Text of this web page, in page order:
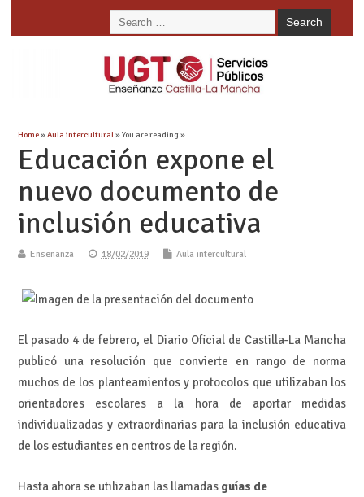
Home»Aula intercultural» You are reading »
Educación expone el
nuevo documento de
inclusión educativa
Enseñanza 18/02/2019 Aula intercultural
El pasado 4 de febrero, el Diario Oficial de Castilla-La Mancha
publicó una resolución que convierte en rango de norma
muchos de los planteamientos y protocolos que utilizaban los
orientadores escolares a la hora de aportar medidas
individualizadas y extraordinarias para la inclusión educativa
de los estudiantes en centros de la región.
Hasta ahora se utilizaban las llamadas guías de